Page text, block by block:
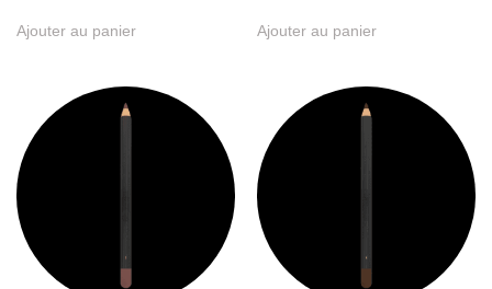
Ajouter au panier Ajouter au panier